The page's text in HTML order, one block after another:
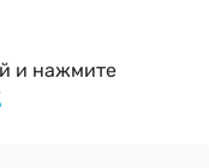
и нажмите